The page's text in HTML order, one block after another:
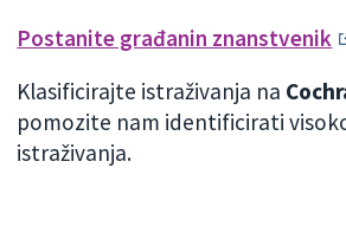
Postanite građanin znanstvenik
Klasificirajte istraživanja na
pomozite nam identificirati
istraživanja.